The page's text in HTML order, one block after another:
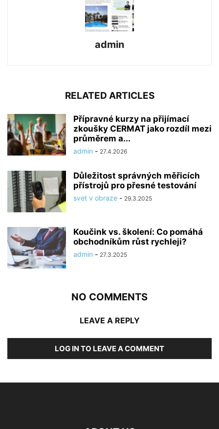
admin
RELATED ARTICLES
Přípravné kurzy na přijímací
zkoušky CERMAT jako rozdíl mezi
průměrem a...
admin - 27.4.2026
Důležitost správných měřicích
přístrojů pro přesné testování
svet v obraze - 29.3.2025
Koučink vs. školení: Co pomáhá
obchodníkům růst rychleji?
admin - 27.3.2025
NO COMMENTS
LEAVE A REPLY
LOG IN TO LEAVE A COMMENT